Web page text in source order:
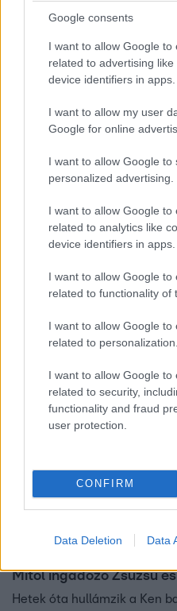
Google consents
I want to allow Google to
related to advertising
device identifiers in apps.
I want to allow my user
Google for online
I want to allow Google to
personalized advertising.
I want to allow Google to
related to analytics like
device identifiers in apps.
I want to allow Google to
related to functionality of
I want to allow Google to
related to personalization.
I want to allow Google to
related to security,
functionality and fraud
user protection.
CONFIRM
Data Deletion Data
2019. január 26. 9:00
#hetiklasszikusok:
„majdnem penge” agyak
Adri visszatért második
hatásos manipulációja
Mitől ingadozó Zsuzsu
Hetek óta hullámzik a Ken